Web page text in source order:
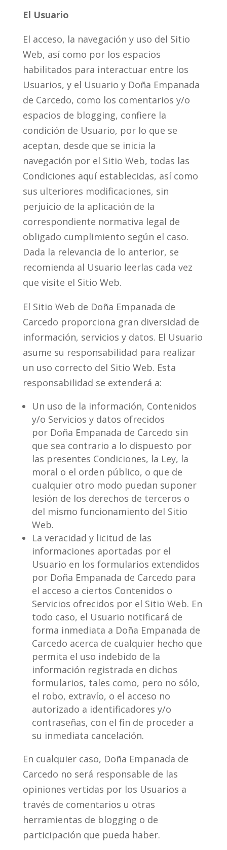
El Usuario
El acceso, la navegación y uso del Sitio
Web, así como por los espacios
habilitados para interactuar entre los
Usuarios, y el Usuario y Doña Empanada
de Carcedo, como los comentarios y/o
espacios de blogging, confiere la
condición de Usuario, por lo que se
aceptan, desde que se inicia la
navegación por el Sitio Web, todas las
Condiciones aquí establecidas, así como
sus ulteriores modificaciones, sin
perjuicio de la aplicación de la
correspondiente normativa legal de
obligado cumplimiento según el caso.
Dada la relevancia de lo anterior, se
recomienda al Usuario leerlas cada vez
que visite el Sitio Web.
El Sitio Web de Doña Empanada de
Carcedo proporciona gran diversidad de
información, servicios y datos. El Usuario
asume su responsabilidad para realizar
un uso correcto del Sitio Web. Esta
responsabilidad se extenderá a:
Un uso de la información, Contenidos
y/o Servicios y datos ofrecidos
por Doña Empanada de Carcedo sin
que sea contrario a lo dispuesto por
las presentes Condiciones, la Ley, la
moral o el orden público, o que de
cualquier otro modo puedan suponer
lesión de los derechos de terceros o
del mismo funcionamiento del Sitio
Web.
La veracidad y licitud de las
informaciones aportadas por el
Usuario en los formularios extendidos
por Doña Empanada de Carcedo para
el acceso a ciertos Contenidos o
Servicios ofrecidos por el Sitio Web. En
todo caso, el Usuario notificará de
forma inmediata a Doña Empanada de
Carcedo acerca de cualquier hecho que
permita el uso indebido de la
información registrada en dichos
formularios, tales como, pero no sólo,
el robo, extravío, o el acceso no
autorizado a identificadores y/o
contraseñas, con el fin de proceder a
su inmediata cancelación.
En cualquier caso, Doña Empanada de
Carcedo no será responsable de las
opiniones vertidas por los Usuarios a
través de comentarios u otras
herramientas de blogging o de
participación que pueda haber.